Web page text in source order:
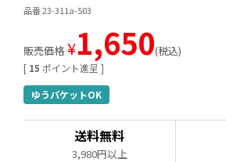
品番 23-311a-503
[ 15 ポイント進呈 ]
販売価格 ¥1,650 税込
ゆうパケットOK
送料無料
3,980円以上